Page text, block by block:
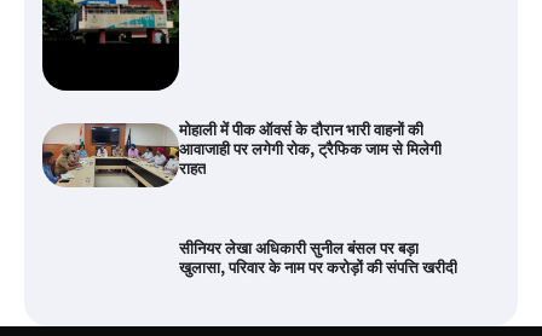
मोहाली में पीक ऑवर्स के दौरान भारी वाहनों की
आवाजाही पर लगेगी रोक, ट्रैफिक जाम से मिलेगी
राहत
सीनियर लेखा अधिकारी सुनील बंसल पर बड़ा
खुलासा, परिवार के नाम पर करोड़ों की संपत्ति खरीदी